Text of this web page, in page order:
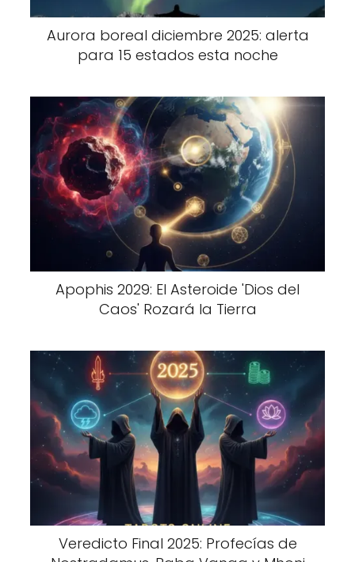
Aurora boreal diciembre 2025: alerta
para 15 estados esta noche
Apophis 2029: El Asteroide 'Dios del
Caos' Rozará la Tierra
Veredicto Final 2025: Profecías de